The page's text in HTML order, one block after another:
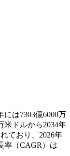
は7303億6000万
米ドルから2034年
ており、2026年
率（CAGR）は